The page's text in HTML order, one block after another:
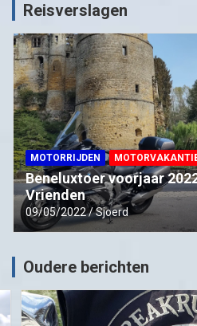
Reisverslagen
MOTORRIJDEN
Beneluxtoer voorjaar
Vrienden
09/05/2022 Sjoerd
Oudere berichten